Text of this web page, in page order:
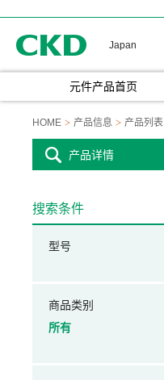
Japan
元件产品首页
HOME 产品信息 产品列表
产品详情
搜索条件
型号
商品类别
所有